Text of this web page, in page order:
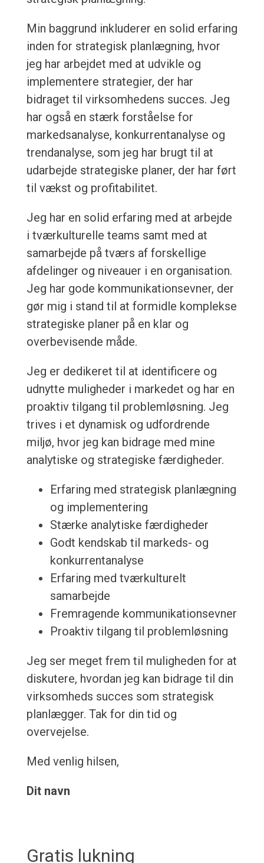
Min baggrund inkluderer en solid erfaring
inden for strategisk planlægning, hvor
jeg har arbejdet med at udvikle og
implementere strategier, der har
bidraget til virksomhedens succes. Jeg
har også en stærk forståelse for
markedsanalyse, konkurrentanalyse og
trendanalyse, som jeg har brugt til at
udarbejde strategiske planer, der har ført
til vækst og profitabilitet.
Jeg har en solid erfaring med at arbejde
i tværkulturelle teams samt med at
samarbejde på tværs af forskellige
afdelinger og niveauer i en organisation.
Jeg har gode kommunikationsevner, der
gør mig i stand til at formidle komplekse
strategiske planer på en klar og
overbevisende måde.
Jeg er dedikeret til at identificere og
udnytte muligheder i markedet og har en
proaktiv tilgang til problemløsning. Jeg
trives i et dynamisk og udfordrende
miljø, hvor jeg kan bidrage med mine
analytiske og strategiske færdigheder.
Erfaring med strategisk planlægning
og implementering
Stærke analytiske færdigheder
Godt kendskab til markeds- og
konkurrentanalyse
Erfaring med tværkulturelt
samarbejde
Fremragende kommunikationsevner
Proaktiv tilgang til problemløsning
Jeg ser meget frem til muligheden for at
diskutere, hvordan jeg kan bidrage til din
virksomheds succes som strategisk
planlægger. Tak for din tid og
overvejelse.
Med venlig hilsen,
Dit navn
Gratis lukning